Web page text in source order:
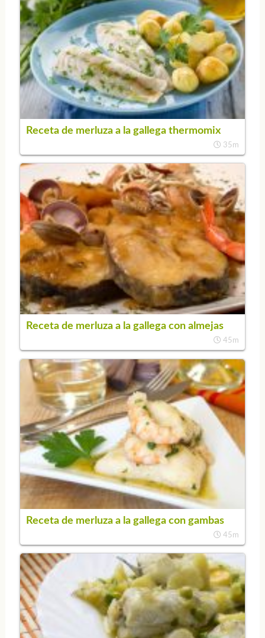
Receta de merluza a la gallega thermomix
35m
Receta de merluza a la gallega con almejas
45m
Receta de merluza a la gallega con gambas
45m